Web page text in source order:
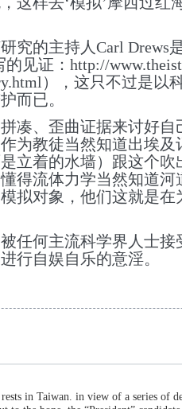
究的主持人Carl Drews
的见证：http://
），这只不过是以
而已。
凑、歪曲证据来讨好自
为教徒当然知道出埃及
立着的水墙）跟这个吹
得流体力学当然知道河
拟对象，他们这就是在
任何主流科学界人士接
行自娱自乐的意淫。
in Taiwan. in view of a series of